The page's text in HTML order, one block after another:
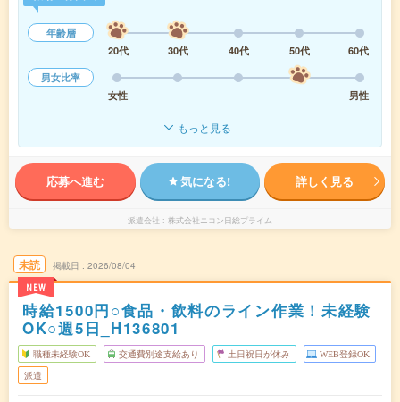
年齢層
20代
30代 40代 50代
60代
男女比率
女性
男性
もっと見る
応募へ進む 気になる! 詳しく見る
派遣会社 株式会社ニコン日総プライム
未読
NEW
掲載日 2026/08/04
時給1500円○食品・飲料のライン作業！未経験
OK○週5日_H136801
職種未経験OK 交通費別途支給あり 土日祝日が休み WEB登録OK
派遣